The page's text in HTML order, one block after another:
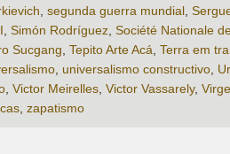
segunda guerra mundial
Simón Rodríguez Société Nationale
Sucgang Tepito Arte Acá Terra em
universalismo constructivo
Victor Meirelles Victor Vassarely,
zapatismo